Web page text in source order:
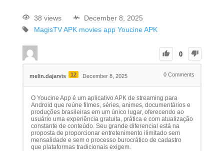
38 views
December 8, 2025
MagisTV APK movies app Youcine APK
0
melin.dajarvis 12 December 8, 2025 0 Comments
O Youcine App é um aplicativo APK de streaming para
Android que reúne filmes, séries, animes, documentários e
produções brasileiras em um único lugar, oferecendo ao
usuário uma experiência gratuita, prática e com atualização
constante de conteúdo. Seu grande diferencial está na
proposta de proporcionar entretenimento ilimitado sem
mensalidade e sem o processo burocrático de cadastro
que plataformas tradicionais exigem.